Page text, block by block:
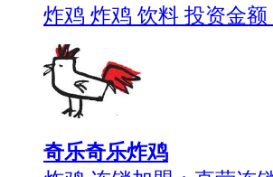
炸鸡 炸鸡 饮料 投资金额
奇乐奇乐炸鸡